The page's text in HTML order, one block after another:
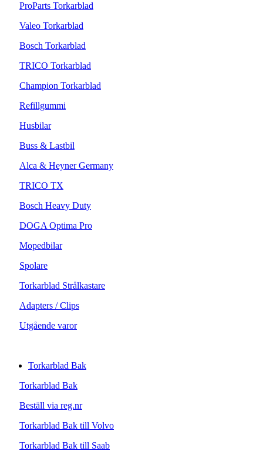
ProParts Torkarblad
Valeo Torkarblad
Bosch Torkarblad
TRICO Torkarblad
Champion Torkarblad
Refillgummi
Husbilar
Buss & Lastbil
Alca & Heyner Germany
TRICO TX
Bosch Heavy Duty
DOGA Optima Pro
Mopedbilar
Spolare
Torkarblad Strålkastare
Adapters / Clips
Utgående varor
Torkarblad Bak
Torkarblad Bak
Beställ via reg.nr
Torkarblad Bak till Volvo
Torkarblad Bak till Saab